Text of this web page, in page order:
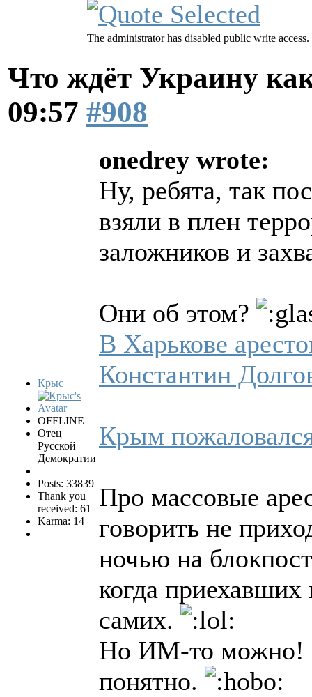
The administrator has disabled public write access.
Что ждёт Украину
09:57 #908
Крыс
OFFLINE
Отец
Русской
Демократии
Posts: 33839
Thank you
received: 61
Karma: 14
onedrey wrote:
Ну, ребята, так
взяли в плен
заложников и
Они об этом?
В Харькове
Константин
Крым
Про массовые
говорить не
ночью на
когда приехавших
самих.
Но ИМ-то можно!
понятно.